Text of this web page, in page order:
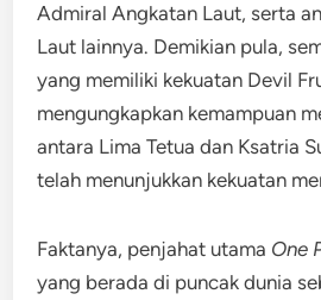
Admiral Angkatan Laut, serta
Laut lainnya. Demikian pula,
yang memiliki kekuatan Devil
mengungkapkan kemampuan
antara Lima Tetua dan Ksatria
telah menunjukkan kekuatan
Faktanya, penjahat utama One
yang berada di puncak dunia